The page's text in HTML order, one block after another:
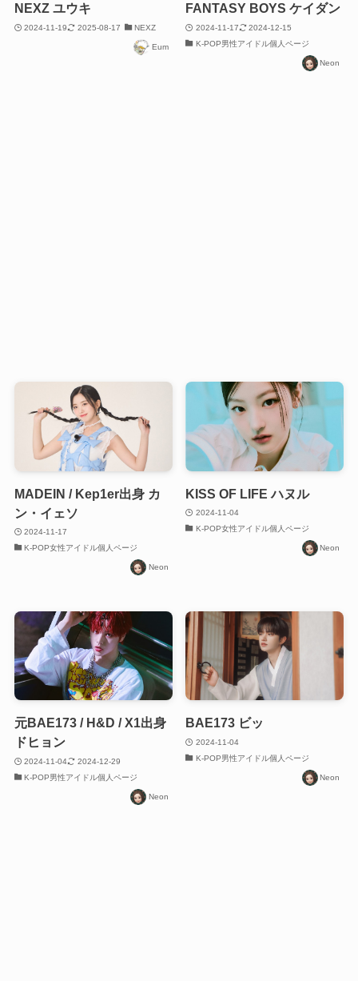
NEXZ ユウキ
2024-11-19 2025-08-17 NEXZ
Eum
FANTASY BOYS ケイダン
2024-11-17
2024-12-15
K-POP男性アイドル個人ページ
Neon
MADEIN / Kep1er出身 カ
ン・イェソ
2024-11-17
K-POP女性アイドル個人ページ
Neon
KISS OF LIFE ハヌル
2024-11-04
K-POP女性アイドル個人ページ
Neon
元BAE173 / H&D / X1出身
ドヒョン
2024-11-04
2024-12-29
K-POP男性アイドル個人ページ
Neon
BAE173 ビッ
2024-11-04
K-POP男性アイドル個人ページ
Neon